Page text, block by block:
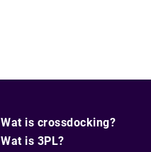
Wat is crossdocking?
Wat is 3PL?